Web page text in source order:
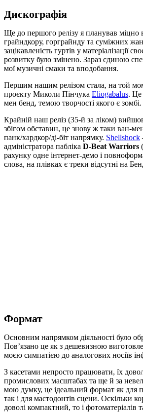
Дискографія
Ще до першого релізу я планував міцно
грайндкору, горграйнду та суміжних
зацікавленість гуртів у матеріалізації
розвитку було змінено. Зараз єдиною
мої музичні смаки та вподобання.
Першим нашим релізом стала, на той
проєкту Миколи Пінчука Eliogabalus. Це
мен бенд, темою творчості якого є зомбі.
Крайній наш реліз (35-й за ліком)
збігом обставин, це знову ж таки ван-
панк/хардкор/ді-біт напрямку. Shellshock
адміністратора пабліка D-Beat Warriors
рахунку одне інтернет-демо і
слова, на плівках є треки відсутні на
Формат
Основним напрямком діяльності було
Пов’язано це як з дешевизною
моєю симпатією до аналогових носіїв
З касетами непросто працювати, їх
промислових масштабах та ще й за
мою думку, це ідеальний формат як для
так і для мастодонтів сцени. Оскільки
доволі компактний, то і фотоматеріалів